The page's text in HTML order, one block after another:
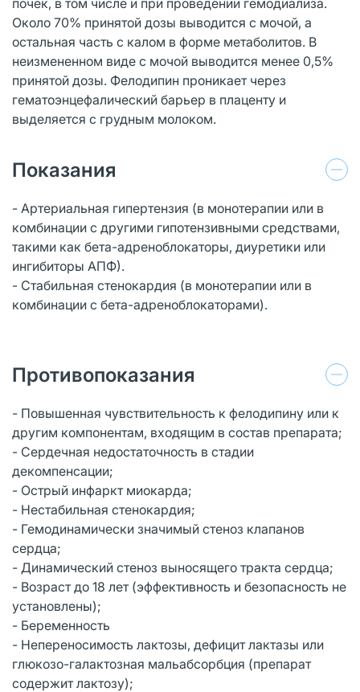
Около 70% принятой дозы выводится с мочой, а
остальная часть с калом в форме метаболитов. В
неизмененном виде с мочой выводится менее 0,5%
принятой дозы. Фелодипин проникает через
гематоэнцефалический барьер в плаценту и
выделяется с грудным молоком.
Показания
- Артериальная гипертензия (в монотерапии или в
комбинации с другими гипотензивными средствами,
такими как бета-адреноблокаторы, диуретики или
ингибиторы АПФ).
- Стабильная стенокардия (в монотерапии или в
комбинации с бета-адреноблокаторами).
Противопоказания
- Повышенная чувствительность к фелодипину или к
другим компонентам, входящим в состав препарата;
- Сердечная недостаточность в стадии
декомпенсации;
- Острый инфаркт миокарда;
- Нестабильная стенокардия;
- Гемодинамически значимый стеноз клапанов
сердца;
- Динамический стеноз выносящего тракта сердца;
- Возраст до 18 лет (эффективность и безопасность не
установлены);
- Беременность
- Непереносимость лактозы, дефицит лактазы или
глюкозо-галактозная мальабсорбция (препарат
содержит лактозу);